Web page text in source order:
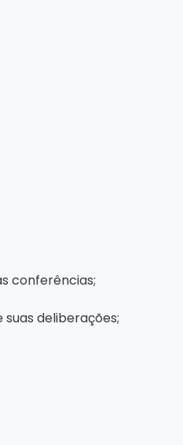
conferências;
deliberações;